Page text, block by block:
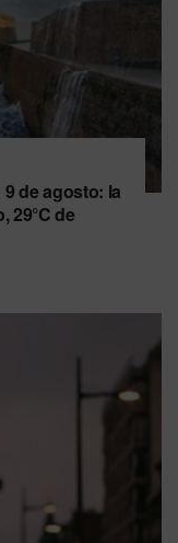
de agosto: la
29°C de